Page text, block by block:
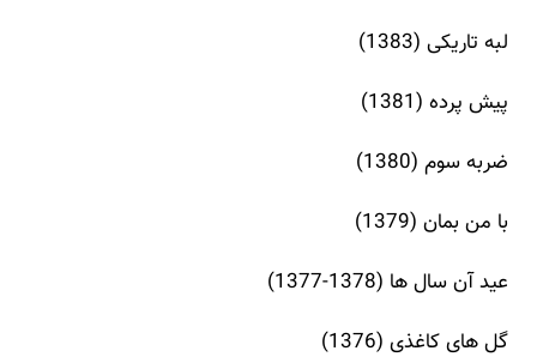
لبه تاریکی (1383)
پیش پرده (1381)
ضربه سوم (1380)
با من بمان (1379)
عید آن سال ها (1378-1377)
گل های کاغذی (1376)